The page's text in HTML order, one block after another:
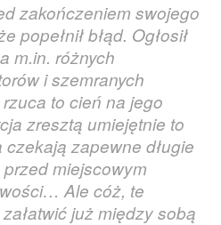
zakończeniem swojego
popełnił błąd. Ogłosił
m.in. różnych
i szemranych
to cień na jego
zresztą umiejętnie to
czekają zapewne długie
miejscowym
Ale cóż, te
już między sobą